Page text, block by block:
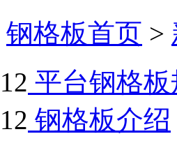
钢格板首页 >
平台钢格
钢格板介绍